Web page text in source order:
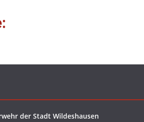
der Stadt Wildeshausen